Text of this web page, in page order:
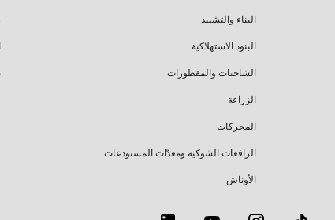
البناء والتشييد
البنود الاستهلاكية
الشاحنات والمقطورات
الزراعة
المحركات
الرافعات الشوكية ومعدّات المستودعات
الأوناش